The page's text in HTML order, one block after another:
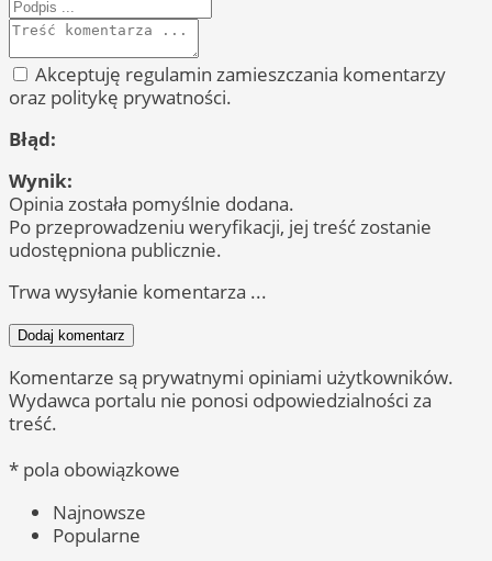
Akceptuję regulamin zamieszczania komentarzy
oraz politykę prywatności.
Błąd:
Wynik:
Opinia została pomyślnie dodana.
Po przeprowadzeniu weryfikacji, jej treść zostanie
udostępniona publicznie.
Trwa wysyłanie komentarza ...
Dodaj komentarz
Komentarze są prywatnymi opiniami użytkowników.
Wydawca portalu nie ponosi odpowiedzialności za
treść.
* pola obowiązkowe
Najnowsze
Popularne